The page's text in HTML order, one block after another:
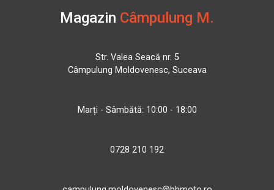
Magazin Câmpulung M.
Str. Valea Seacă nr. 5
Câmpulung Moldovenesc, Suceava
Marți - Sâmbătă: 10:00 - 18:00
0728 210 192